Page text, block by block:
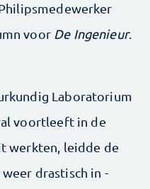
voor De Ingenieur.
Laboratorium
voortleeft in de
werkten, leidde de
drastisch in